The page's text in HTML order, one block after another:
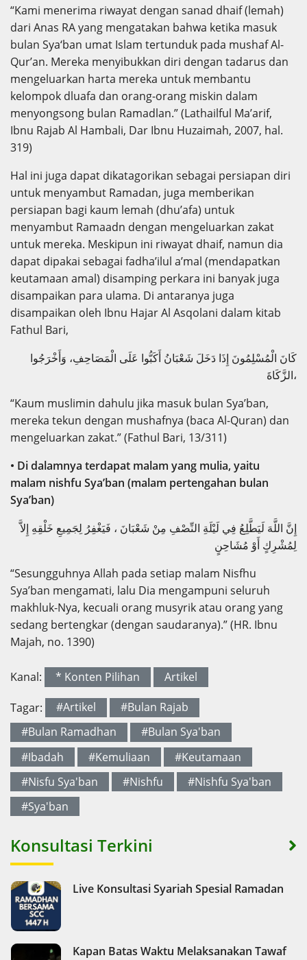
“Kami menerima riwayat dengan sanad dhaif (lemah)
dari Anas RA yang mengatakan bahwa ketika masuk
bulan Sya‘ban umat Islam tertunduk pada mushaf Al-
Qur’an. Mereka menyibukkan diri dengan tadarus dan
mengeluarkan harta mereka untuk membantu
kelompok dluafa dan orang-orang miskin dalam
menyongsong bulan Ramadlan.” (Lathailful Ma’arif,
Ibnu Rajab Al Hambali, Dar Ibnu Huzaimah, 2007, hal.
319)
Hal ini juga dapat dikatagorikan sebagai persiapan diri
untuk menyambut Ramadan, juga memberikan
persiapan bagi kaum lemah (dhu’afa) untuk
menyambut Ramaadn dengan mengeluarkan zakat
untuk mereka. Meskipun ini riwayat dhaif, namun dia
dapat dipakai sebagai fadha’ilul a’mal (mendapatkan
keutamaan amal) disamping perkara ini banyak juga
disampaikan para ulama. Di antaranya juga
disampaikan oleh Ibnu Hajar Al Asqolani dalam kitab
Fathul Bari,
كَانَ الْمُسْلِمُونَ إِذَا دَخَلَ شَعْبَانُ أَكَبُّوا عَلَى الْمَصَاحِفِ، وَأَخْرَجُوا
الزَّكَاةَ،
“Kaum muslimin dahulu jika masuk bulan Sya’ban,
mereka tekun dengan mushafnya (baca Al-Quran) dan
mengeluarkan zakat.” (Fathul Bari, 13/311)
• Di dalamnya terdapat malam yang mulia, yaitu
malam nishfu Sya’ban (malam pertengahan bulan
Sya’ban)
إِنَّ اللَّهَ لَيَطَّلِعُ فِي لَيْلَةِ النِّصْفِ مِنْ شَعْبَانَ ، فَيَغْفِرُ لِجَمِيعِ خَلْقِهِ إِلاَّ
لِمُشْرِكٍ أَوْ مُشَاحِنٍ
“Sesungguhnya Allah pada setiap malam Nisfhu
Sya’ban mengamati, lalu Dia mengampuni seluruh
makhluk-Nya, kecuali orang musyrik atau orang yang
sedang bertengkar (dengan saudaranya).” (HR. Ibnu
Majah, no. 1390)
Kanal: * Konten Pilihan Artikel
Tagar: #Artikel
#Bulan Rajab
#Bulan Ramadhan
#Bulan Sya'ban
#Ibadah
#Kemuliaan
#Keutamaan
#Nisfu Sya'ban
#Nishfu
#Nishfu Sya'ban
#Sya'ban
Konsultasi Terkini
Live Konsultasi Syariah Spesial Ramadan
Kapan Batas Waktu Melaksanakan Tawaf